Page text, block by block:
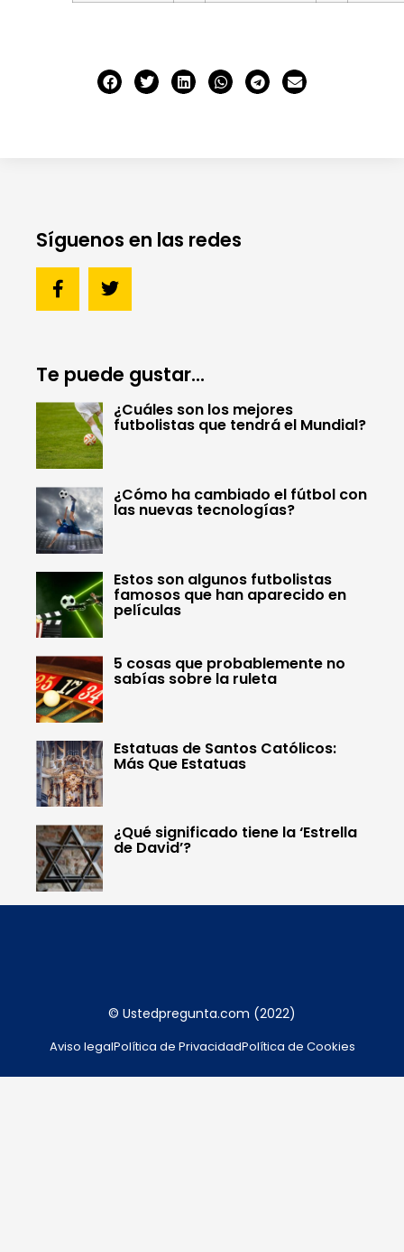
Síguenos en las redes
Te puede gustar...
¿Cuáles son los mejores
futbolistas que tendrá el Mundial?
¿Cómo ha cambiado el fútbol con
las nuevas tecnologías?
Estos son algunos futbolistas
famosos que han aparecido en
películas
5 cosas que probablemente no
sabías sobre la ruleta
Estatuas de Santos Católicos:
Más Que Estatuas
¿Qué significado tiene la ‘Estrella
de David’?
© Ustedpregunta.com (2022)
Aviso legalPolítica de PrivacidadPolítica de Cookies